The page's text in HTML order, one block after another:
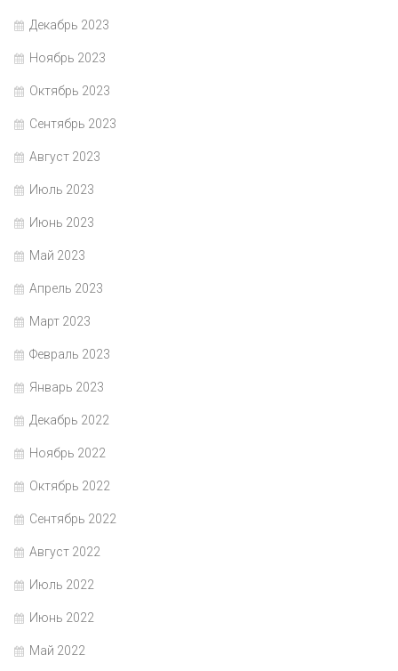
Декабрь 2023
Ноябрь 2023
Октябрь 2023
Сентябрь 2023
Август 2023
Июль 2023
Июнь 2023
Май 2023
Апрель 2023
Март 2023
Февраль 2023
Январь 2023
Декабрь 2022
Ноябрь 2022
Октябрь 2022
Сентябрь 2022
Август 2022
Июль 2022
Июнь 2022
Май 2022